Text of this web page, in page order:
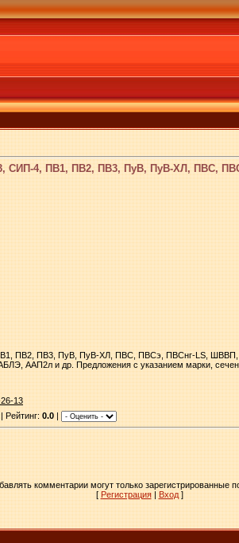
СИП-4, ПВ1, ПВ2, ПВ3, ПуВ, ПуВ-ХЛ, ПВС,
ПВ2, ПВ3, ПуВ, ПуВ-ХЛ, ПВС, ПВСэ, ПВСнг-LS, ШВВП,
ААП2л и др. Предложения c указанием марки,
13
Рейтинг: 0.0 |
комментарии могут только зарегистрированные
[ Регистрация| Вход]